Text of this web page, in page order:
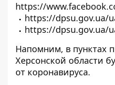
https://
https://dpsu.gov.ua/
https://dpsu.gov.ua/
Напомним, в пунктах
Херсонской области
от коронавируса.